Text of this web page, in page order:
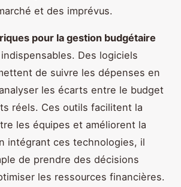
et des imprévus.
pour la gestion budgétaire
Des logiciels
de suivre les dépenses en
les écarts entre le budget
réels. Ces outils facilitent la
les équipes et améliorent la
intégrant ces technologies, il
de prendre des décisions
les ressources financières.